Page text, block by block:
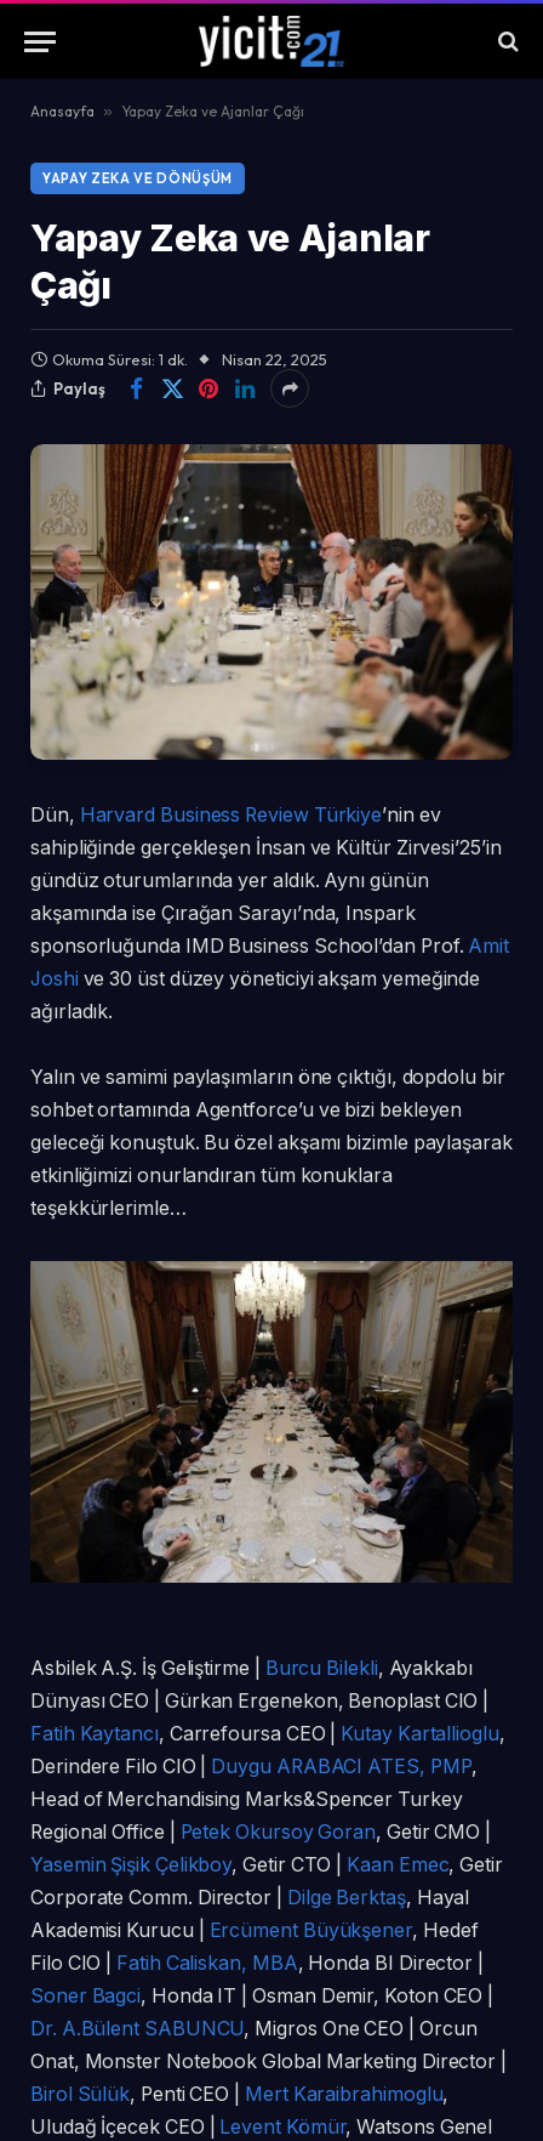
Anasayfa » Yapay Zeka ve Ajanlar Çağı
YAPAY ZEKA VE DÖNÜŞÜM
Yapay Zeka ve Ajanlar
Çağı
Okuma Süresi: 1 dk.
Nisan 22, 2025
Paylaş
Dün, Harvard Business Review Türkiye’nin ev
sahipliğinde gerçekleşen İnsan ve Kültür Zirvesi’25’in
gündüz oturumlarında yer aldık. Aynı günün
akşamında ise Çırağan Sarayı’nda, Inspark
sponsorluğunda IMD Business School’dan Prof. Amit
Joshi ve 30 üst düzey yöneticiyi akşam yemeğinde
ağırladık.
Yalın ve samimi paylaşımların öne çıktığı, dopdolu bir
sohbet ortamında Agentforce’u ve bizi bekleyen
geleceği konuştuk. Bu özel akşamı bizimle paylaşarak
etkinliğimizi onurlandıran tüm konuklara
teşekkürlerimle…
Asbilek A.Ş. İş Geliştirme | Burcu Bilekli, Ayakkabı
Dünyası CEO | Gürkan Ergenekon, Benoplast CIO |
Fatih Kaytancı, Carrefoursa CEO | Kutay Kartallioglu,
Derindere Filo CIO | Duygu ARABACI ATES, PMP,
Head of Merchandising Marks&Spencer Turkey
Regional Office | Petek Okursoy Goran, Getir CMO |
Yasemin Şişik Çelikboy, Getir CTO | Kaan Emec, Getir
Corporate Comm. Director | Dilge Berktaş, Hayal
Akademisi Kurucu | Ercüment Büyükşener, Hedef
Filo CIO | Fatih Caliskan, MBA, Honda BI Director |
Soner Bagci, Honda IT | Osman Demir, Koton CEO |
Dr. A.Bülent SABUNCU, Migros One CEO | Orcun
Onat, Monster Notebook Global Marketing Director |
Birol Sülük, Penti CEO | Mert Karaibrahimoglu,
Uludağ İçecek CEO | Levent Kömür, Watsons Genel